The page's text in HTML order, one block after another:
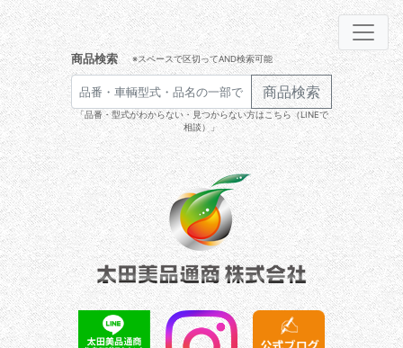
商品検索 ※スペースで区切ってAND検索可能
商品検索
「品番・型式がわからない・見つからない方はこちら（LINEで
相談）」